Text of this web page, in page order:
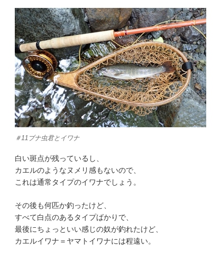
＃11ブナ虫君とイワナ
白い斑点が残っているし、
カエルのようなヌメリ感もないので、
これは通常タイプのイワナでしょう。
その後も何匹か釣ったけど、
すべて白点のあるタイプばかりで、
最後にちょっといい感じの奴が釣れたけど、
カエルイワナ＝ヤマトイワナには程遠い。